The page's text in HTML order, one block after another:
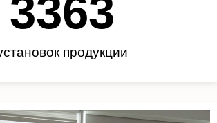
продукции
3450